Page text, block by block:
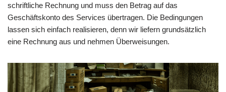
schriftliche Rechnung und muss den Betrag auf das
Geschäftskonto des Services übertragen. Die Bedingungen
lassen sich einfach realisieren, denn wir liefern grundsätzlich
eine Rechnung aus und nehmen Überweisungen.